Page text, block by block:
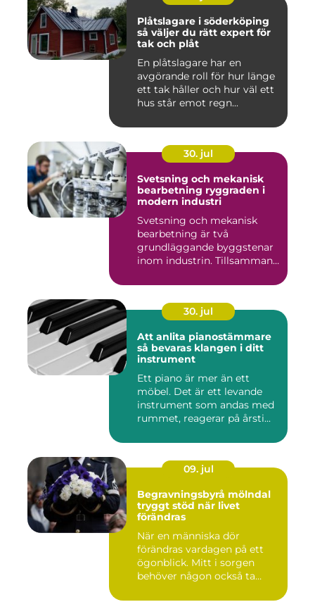
Plåtslagare i söderköping
så väljer du rätt expert för
tak och plåt
En plåtslagare har en
avgörande roll för hur länge
ett tak håller och hur väl ett
hus står emot regn...
30. jul
Svetsning och mekanisk
bearbetning ryggraden i
modern industri
Svetsning och mekanisk
bearbetning är två
grundläggande byggstenar
inom industrin. Tillsammans
30. jul
Att anlita pianostämmare
så bevaras klangen i ditt
instrument
Ett piano är mer än ett
möbel. Det är ett levande
instrument som andas med
rummet, reagerar på årsti...
09. jul
Begravningsbyrå mölndal
tryggt stöd när livet
förändras
När en människa dör
förändras vardagen på ett
ögonblick. Mitt i sorgen
behöver någon också ta